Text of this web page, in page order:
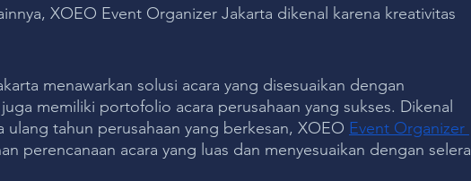
XOEO Event Organizer Jakarta dikenal karena kreativitas
menawarkan solusi acara yang disesuaikan dengan
memiliki portofolio acara perusahaan yang sukses. Dikenal
ulang tahun perusahaan yang berkesan, XOEO Event Organizer
perencanaan acara yang luas dan menyesuaikan dengan selera